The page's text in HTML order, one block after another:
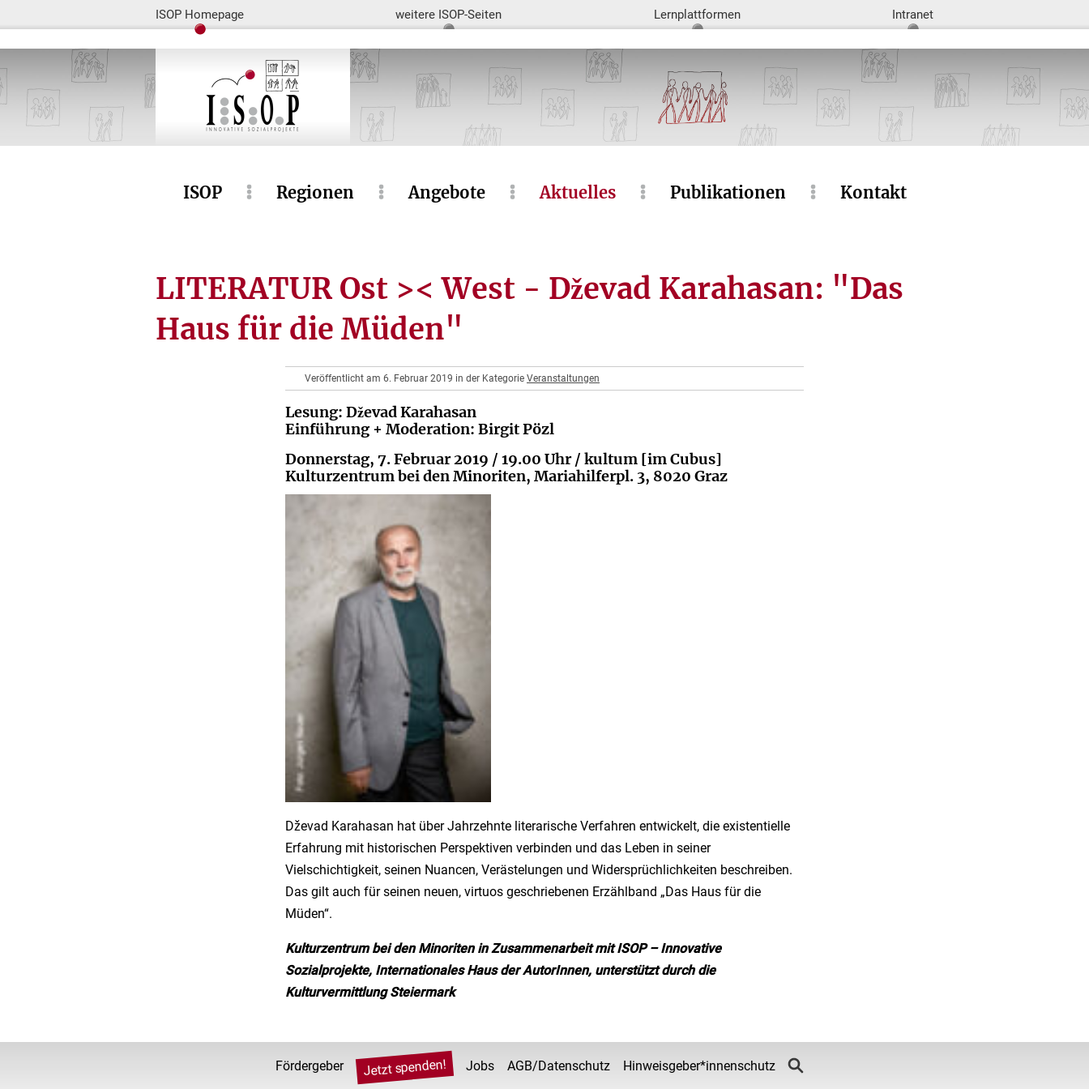
ISOP Homepage weitere ISOP-Seiten Lernplattformen Intranet
ISOP Regionen Angebote Aktuelles Publikationen Kontakt
LITERATUR Ost >< West - Dževad Karahasan: "Das
Haus für die Müden"
Veröffentlicht am 6. Februar 2019 in der Kategorie Veranstaltungen
Lesung: Dževad Karahasan
Einführung + Moderation: Birgit Pözl
Donnerstag, 7. Februar 2019 / 19.00 Uhr / kultum [im Cubus]
Kulturzentrum bei den Minoriten, Mariahilferpl. 3, 8020 Graz
Dževad Karahasan hat über Jahrzehnte literarische Verfahren entwickelt, die existentielle
Erfahrung mit historischen Perspektiven verbinden und das Leben in seiner
Vielschichtigkeit, seinen Nuancen, Verästelungen und Widersprüchlichkeiten beschreiben.
Das gilt auch für seinen neuen, virtuos geschriebenen Erzählband „Das Haus für die
Müden“.
Kulturzentrum bei den Minoriten in Zusammenarbeit mit ISOP – Innovative
Sozialprojekte, Internationales Haus der AutorInnen, unterstützt durch die
Kulturvermittlung Steiermark
Fördergeber Jetzt spenden! Jobs AGB/Datenschutz Hinweisgeber*innenschutz